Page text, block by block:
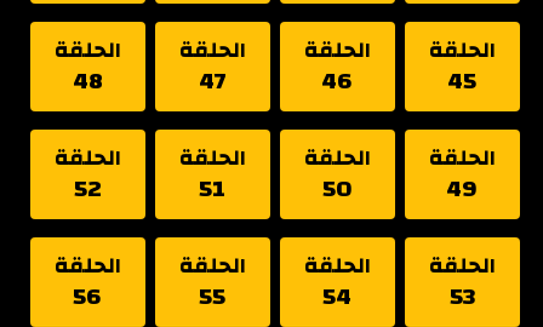
الحلقة
45
الحلقة
46
الحلقة
47
الحلقة
48
الحلقة
49
الحلقة
50
الحلقة
51
الحلقة
52
الحلقة
53
الحلقة
54
الحلقة
55
الحلقة
56